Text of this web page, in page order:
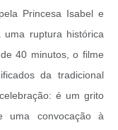
Princesa Isabel e
ruptura histórica
40 minutos, o filme
da tradicional
é um grito
uma convocação à